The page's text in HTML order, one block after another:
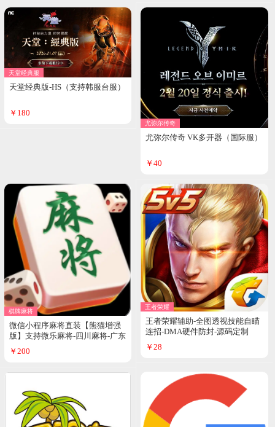
天堂经典服
天堂经典版-HS（支持韩服台服）
￥180
尤弥尔传奇
尤弥尔传奇 VK多开器（国际服）
￥40
棋牌麻将
微信小程序麻将直装【熊猫增强
版】支持微乐麻将-四川麻将-广东
热门项目
￥200
王者荣耀
王者荣耀辅助-全图透视技能自瞄
连招-DMA硬件防封-源码定制
￥28